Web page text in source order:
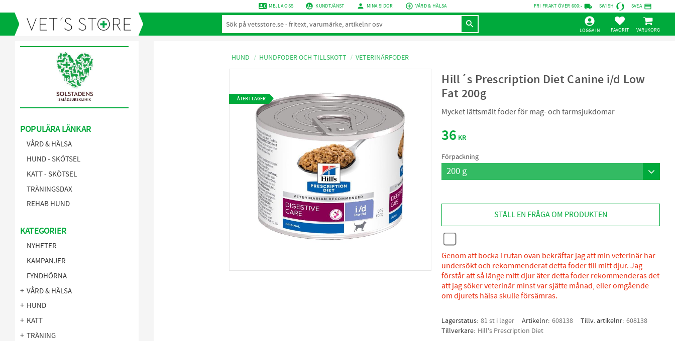
contact_phone MEJLA OSS supervised_user_circle KUNDTJÄNST person MINA SIDOR add_circle_outline VÅRD & HÄLSA FRI FRAKT ÖVER 600:- local_shipping SWISH SVEA credit_card
LOGGA IN FAVORITER
KUNDVAGN
HUND HUNDFODER OCH TILLSKOTT VETERINÄRFODER
Hill´s Prescription Diet Canine i/d Low
Fat 200g
Mycket lättsmält foder för mag- och tarmsjukdomar
ÅTER I LAGER
36 KR
Förpackning
STÄLL EN FRÅGA OM PRODUKTEN
Genom att bocka i rutan ovan bekräftar jag att min veterinär har
undersökt och rekommenderat detta foder till mitt djur. Jag
förstår att så länge mitt djur äter detta foder rekommenderas det
att jag söker veterinär minst var sjätte månad, eller omgående
om djurets hälsa skulle försämras.
Lagerstatus 81 st i lager Artikelnr 608138 Tillv. artikelnr 608138
Tillverkare Hill's Prescription Diet
POPULÄRA LÄNKAR
VÅRD & HÄLSA
HUND - SKÖTSEL
KATT - SKÖTSEL
TRÄNINGSDAX
REHAB HUND
KATEGORIER
NYHETER
KAMPANJER
FYNDHÖRNA
VÅRD & HÄLSA
HUND
KATT
TRÄNING